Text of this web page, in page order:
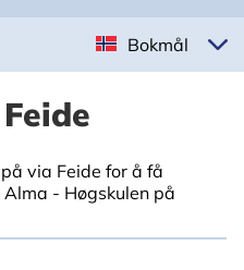
Bokmål
via Feide for å få
- Høgskulen på